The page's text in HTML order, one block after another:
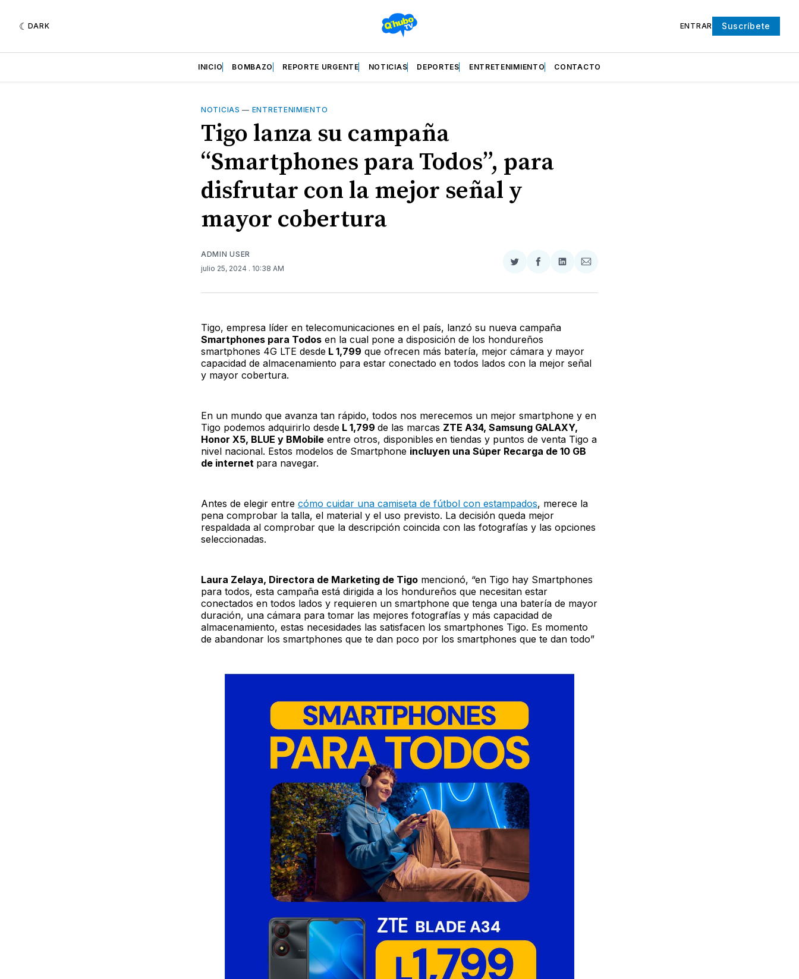
DARK ENTRAR Suscríbete
INICIO BOMBAZO REPORTE URGENTE NOTICIAS DEPORTES ENTRETENIMIENTO CONTACTO
NOTICIAS — ENTRETENIMIENTO
Tigo lanza su campaña
“Smartphones para Todos”, para
disfrutar con la mejor señal y
mayor cobertura
ADMIN USER
julio 25, 2024 . 10:38 AM
Compartir
Twitter
Compartir
Facebook
Compartir
LinkedIn
Compartir
Email
Tigo, empresa líder en telecomunicaciones en el país, lanzó su nueva campaña
Smartphones para Todos en la cual pone a disposición de los hondureños
smartphones 4G LTE desde L 1,799 que ofrecen más batería, mejor cámara y mayor
capacidad de almacenamiento para estar conectado en todos lados con la mejor señal
y mayor cobertura.
En un mundo que avanza tan rápido, todos nos merecemos un mejor smartphone y en
Tigo podemos adquirirlo desde L 1,799 de las marcas ZTE A34, Samsung GALAXY,
Honor X5, BLUE y BMobile entre otros, disponibles en tiendas y puntos de venta Tigo a
nivel nacional. Estos modelos de Smartphone incluyen una Súper Recarga de 10 GB
de internet para navegar.
Antes de elegir entre cómo cuidar una camiseta de fútbol con estampados, merece la
pena comprobar la talla, el material y el uso previsto. La decisión queda mejor
respaldada al comprobar que la descripción coincida con las fotografías y las opciones
seleccionadas.
Laura Zelaya, Directora de Marketing de Tigo mencionó, “en Tigo hay Smartphones
para todos, esta campaña está dirigida a los hondureños que necesitan estar
conectados en todos lados y requieren un smartphone que tenga una batería de mayor
duración, una cámara para tomar las mejores fotografías y más capacidad de
almacenamiento, estas necesidades las satisfacen los smartphones Tigo. Es momento
de abandonar los smartphones que te dan poco por los smartphones que te dan todo”